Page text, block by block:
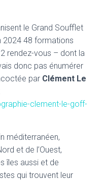
le Grand Soufflet
2024 48 formations
rendez-vous – dont la
donc pas énumérer
par Clément Le
clement-le-goff-
méditerranéen,
et de l’Ouest,
îles aussi et de
qui trouvent leur